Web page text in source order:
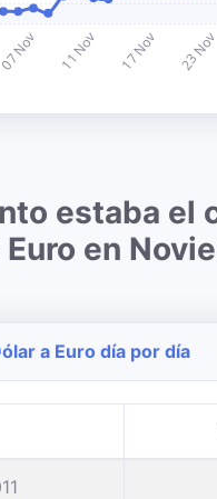
estaba el
Euro en
a Euro día por día